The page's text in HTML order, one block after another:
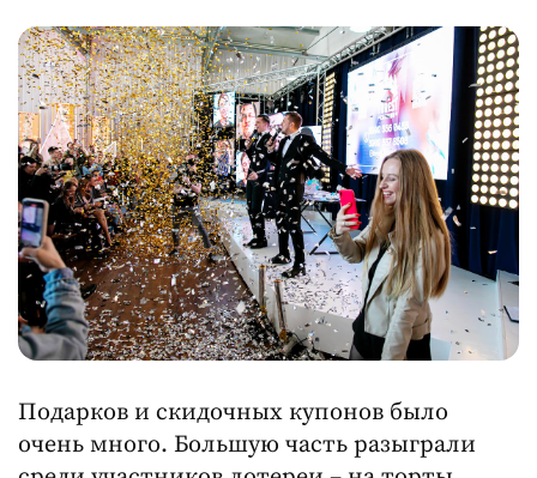
Подарков и скидочных купонов было
очень много. Большую часть разыграли